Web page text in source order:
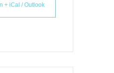
+ iCal / Outlook